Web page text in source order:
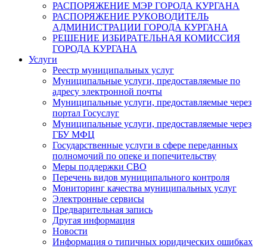
РАСПОРЯЖЕНИЕ МЭР ГОРОДА КУРГАНА
РАСПОРЯЖЕНИЕ РУКОВОДИТЕЛЬ
АДМИНИСТРАЦИИ ГОРОДА КУРГАНА
РЕШЕНИЕ ИЗБИРАТЕЛЬНАЯ КОМИССИЯ
ГОРОДА КУРГАНА
Услуги
Реестр муниципальных услуг
Муниципальные услуги, предоставляемые по
адресу электронной почты
Муниципальные услуги, предоставляемые через
портал Госуслуг
Муниципальные услуги, предоставляемые через
ГБУ МФЦ
Государственные услуги в сфере переданных
полномочий по опеке и попечительству
Меры поддержки СВО
Перечень видов муниципального контроля
Мониторинг качества муниципальных услуг
Электронные сервисы
Предварительная запись
Другая информация
Новости
Информация о типичных юридических ошибках